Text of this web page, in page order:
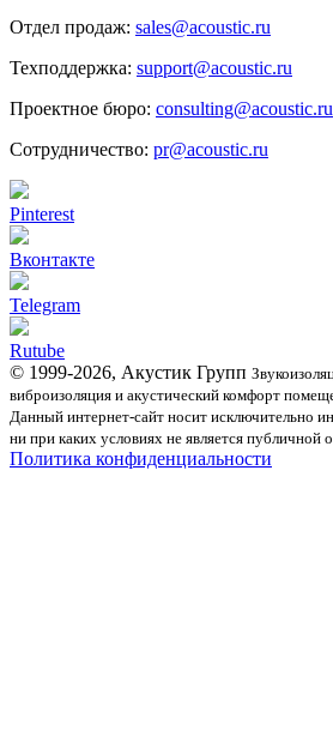
Отдел продаж: sales@acoustic.ru
Техподдержка: support@acoustic.ru
Проектное бюро: consulting@acoustic.ru
Сотрудничество: pr@acoustic.ru
Pinterest
Вконтакте
Telegram
Rutube
© 1999-2026, Акустик Групп
виброизоляция и акустический комфорт
Данный интернет-сайт носит исключительно
ни при каких условиях не является публичной
Политика конфиденциальности